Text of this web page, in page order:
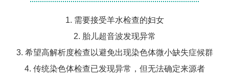
1. 需要接受羊水检查的妇女
2. 胎儿超音波发现异常
3. 希望高解析度检查以避免出现染色体微小缺失症候群
4. 传统染色体检查已发现异常，但无法确定来源者